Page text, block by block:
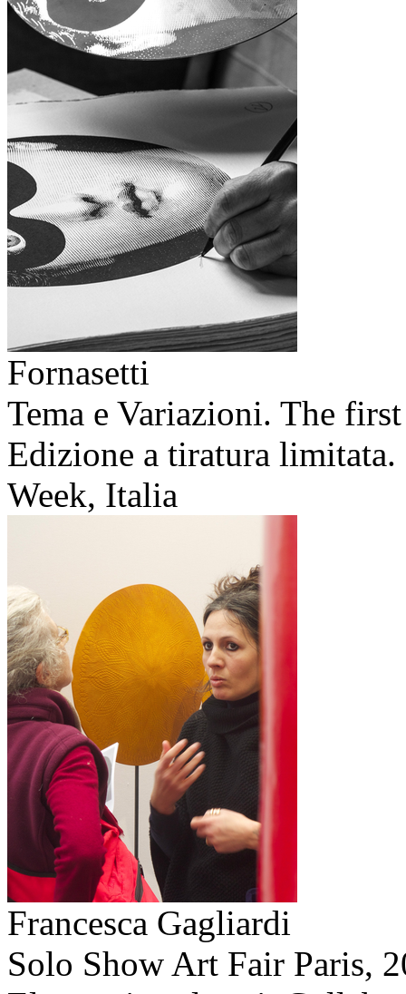
Fornasetti
Tema e Variazioni. The
Edizione a tiratura
Week, Italia
Francesca Gagliardi
Solo Show Art Fair Paris,